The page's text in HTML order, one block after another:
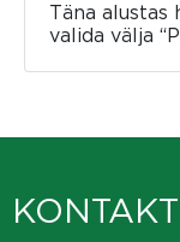
Täna alustas
valida välja
KONTAKT